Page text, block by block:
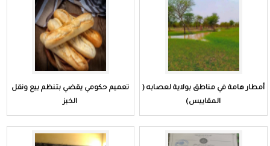
أمطار هامة في مناطق بولاية لعصابه (
المقاييس)
تعميم حكومي يقضي بتنظم بيع ونقل
الخبز